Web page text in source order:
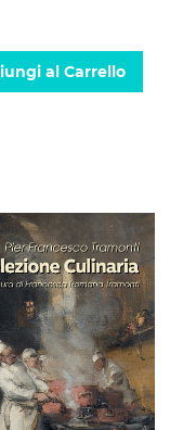
al Carrello
alla lista desideri